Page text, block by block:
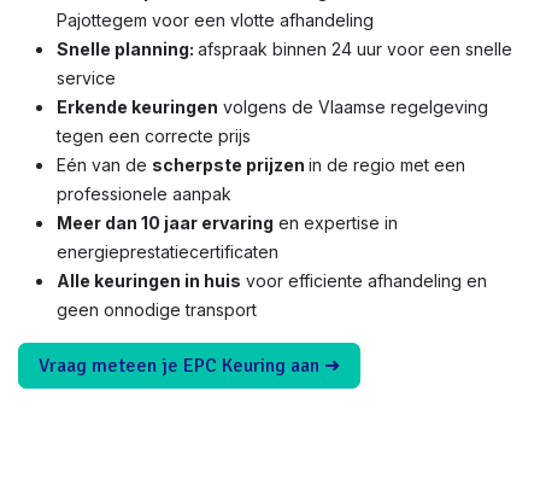
Pajottegem voor een vlotte afhandeling
Snelle planning: afspraak binnen 24 uur voor een snelle
service
Erkende keuringen volgens de Vlaamse regelgeving
tegen een correcte prijs
Eén van de scherpste prijzen in de regio met een
professionele aanpak
Meer dan 10 jaar ervaring en expertise in
energieprestatiecertificaten
Alle keuringen in huis voor efficiente afhandeling en
geen onnodige transport
Vraag meteen je EPC Keuring aan ➜